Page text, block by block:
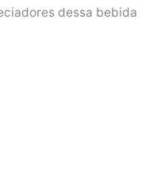
dessa bebida